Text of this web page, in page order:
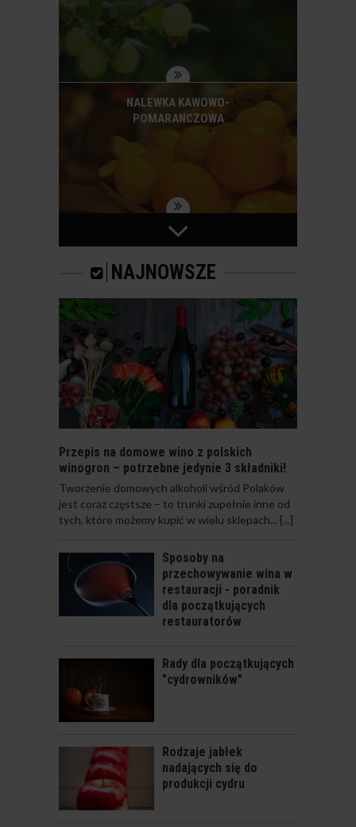
NALEWKA KAWOWO-
POMARANCZOWA
KILKA PROSTYCH
KROKÓW DO
STWORZENIA
WSPANIAŁEGO CYDRU
W DOMU
DOMOWE WINO -
TERMINOLOGIA
NALEWKA WIŚNIOWA
NALEWKA
NALEWKA KAWOWO-
POMARANCZOWA
NAJNOWSZE
Przepis na domowe wino z polskich
winogron – potrzebne jedynie 3 składniki!
​Tworzenie domowych alkoholi wśród Polaków
jest coraz częstsze – to trunki zupełnie inne od
tych, które możemy kupić w wielu sklepach... [...]
Sposoby na
przechowywanie wina w
restauracji - poradnik
dla początkujących
restauratorów
Rady dla początkujących
"cydrowników"
Rodzaje jabłek
nadających się do
produkcji cydru